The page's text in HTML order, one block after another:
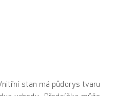
stan má půdorys tvaru